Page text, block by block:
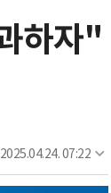
하자"
2025.04.24. 07:22